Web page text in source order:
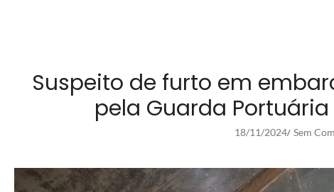
Suspeito de furto em
pela Guarda
18/11/2024/ Sem